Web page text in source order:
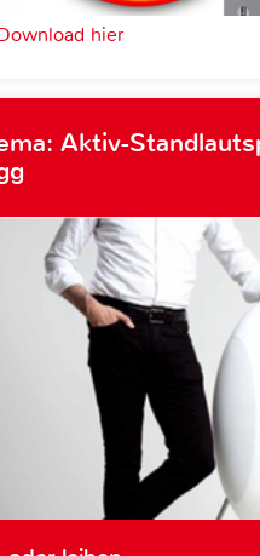
hier
Aktiv-